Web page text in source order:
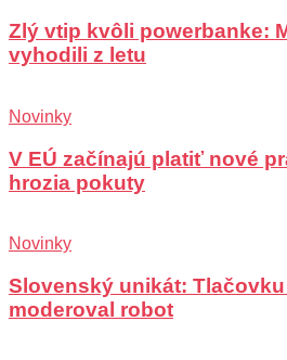
Zlý vtip kvôli powerbanke:
vyhodili z letu
Novinky
V EÚ začínajú platiť nové
hrozia pokuty
Novinky
Slovenský unikát:
moderoval robot